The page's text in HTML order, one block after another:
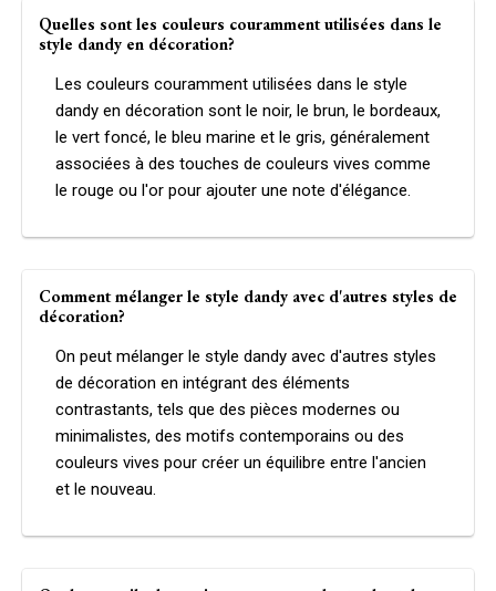
Quelles sont les couleurs couramment utilisées dans le
style dandy en décoration?
Les couleurs couramment utilisées dans le style
dandy en décoration sont le noir, le brun, le bordeaux,
le vert foncé, le bleu marine et le gris, généralement
associées à des touches de couleurs vives comme
le rouge ou l'or pour ajouter une note d'élégance.
Comment mélanger le style dandy avec d'autres styles de
décoration?
On peut mélanger le style dandy avec d'autres styles
de décoration en intégrant des éléments
contrastants, tels que des pièces modernes ou
minimalistes, des motifs contemporains ou des
couleurs vives pour créer un équilibre entre l'ancien
et le nouveau.